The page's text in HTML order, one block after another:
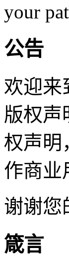
your
公告
欢迎来
版权声
权声明
作商业
谢谢您
箴言